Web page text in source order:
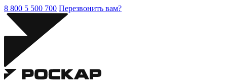
8 800 5 500 700 Перезвонить вам?